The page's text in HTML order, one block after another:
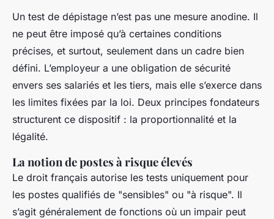
Un test de dépistage n’est pas une mesure anodine. Il
ne peut être imposé qu’à certaines conditions
précises, et surtout, seulement dans un cadre bien
défini. L’employeur a une obligation de sécurité
envers ses salariés et les tiers, mais elle s’exerce dans
les limites fixées par la loi. Deux principes fondateurs
structurent ce dispositif : la proportionnalité et la
légalité.
La notion de postes à risque élevés
Le droit français autorise les tests uniquement pour
les postes qualifiés de "sensibles" ou "à risque". Il
s’agit généralement de fonctions où un impair peut